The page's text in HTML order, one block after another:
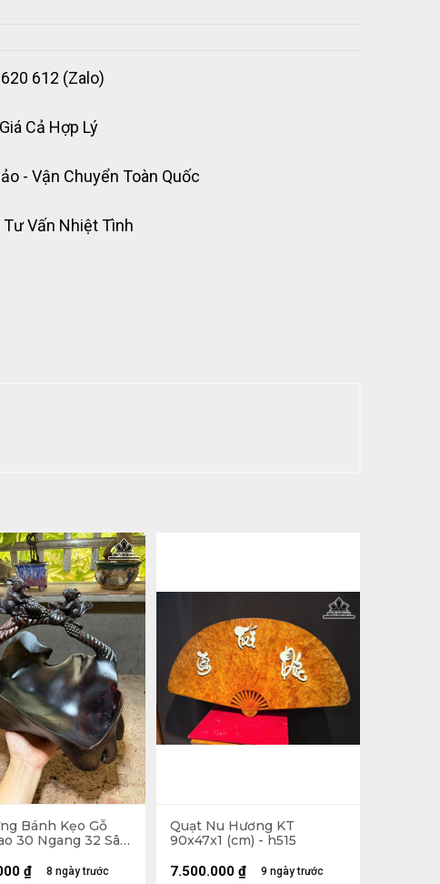
612 (Zalo)
Cả Hợp Lý
- Vận Chuyển Toàn Quốc
Vấn Nhiệt Tình
Bánh Kẹo Gỗ
30 Ngang 32 Sâu
8 ngày trước
₫
Quạt Nu Hương KT
90x47x1 (cm) - h515
9 ngày trước
7.500.000 ₫